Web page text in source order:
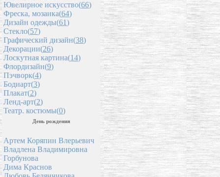
Ювелирное искусство(66)
Фреска, мозаика(64)
Дизайн одежды(61)
Стекло(57)
Графический дизайн(38)
Декорации(26)
Лоскутная картина(14)
Флордизайн(9)
Пэчворк(4)
Бодиарт(3)
Плакат(2)
Ленд-арт(2)
Театр. костюмы(0)
День рождения
Артем Коряпин Влерьевич
Владлена Владимировна
Горбунова
Дима Краснов